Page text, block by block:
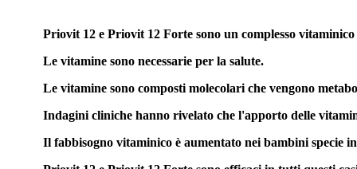
Priovit 12 e Priovit 12 Forte sono un complesso
Le vitamine sono necessarie per la salute.
Le vitamine sono composti molecolari che vengono
Indagini cliniche hanno rivelato che l'apporto delle
Il fabbisogno vitaminico è aumentato nei bambini specie